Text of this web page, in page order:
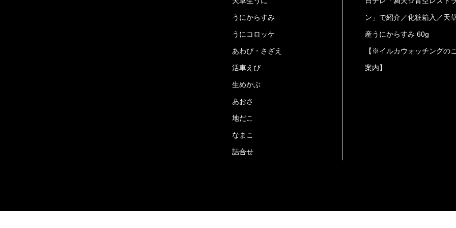
うにからすみ
うにコロッケ
あわび・さざえ
活車えび
生めかぶ
あおさ
地だこ
なまこ
詰合せ
ン」で紹介／化粧箱入／天
産うにからすみ 60g
【※イルカウォッチングの
案内】